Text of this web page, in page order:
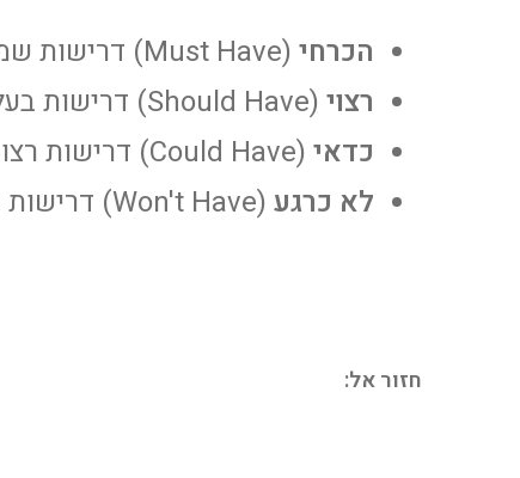
הכרחי (Must Have) דרישות שמוכרחות להיכלל בפרויקט
רצוי (Should Have) דרישות בעלות עדיפות גבוהה בפרויקט
כדאי (Could Have) דרישות רצויות, אך שאינן הכרחיות להיכלל בפרויקט
לא כרגע (Won't Have) דרישות שהוסכם לא לכלול בפרויקט בשלב זה
חזור אל: